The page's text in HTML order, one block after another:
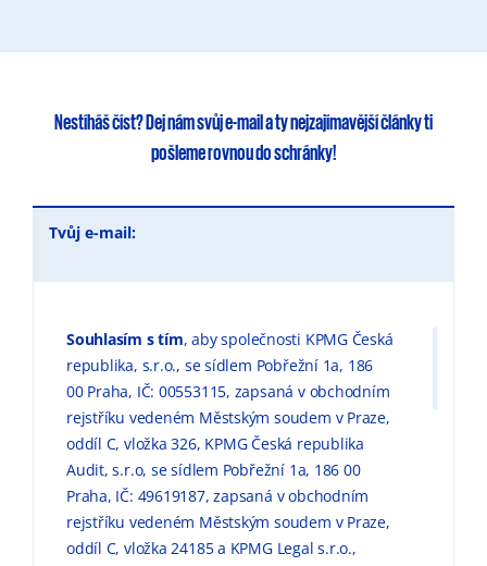
Nestíháš číst? Dej nám svůj e-mail a tynejzajímavější článkyti
pošleme rovnou do schránky!
Tvůj e-mail:
Souhlasím s tím, aby společnosti KPMG Česká
republika, s.r.o., se sídlem Pobřežní 1a, 186
00 Praha, IČ: 00553115, zapsaná v obchodním
rejstříku vedeném Městským soudem v Praze,
oddíl C, vložka 326, KPMG Česká republika
Audit, s.r.o, se sídlem Pobřežní 1a, 186 00
Praha, IČ: 49619187, zapsaná v obchodním
rejstříku vedeném Městským soudem v Praze,
oddíl C, vložka 24185 a KPMG Legal s.r.o.,